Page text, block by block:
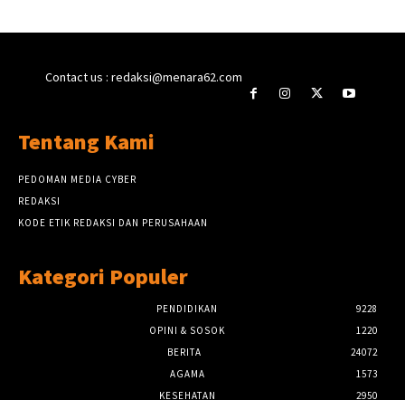
Contact us : redaksi@menara62.com
Tentang Kami
PEDOMAN MEDIA CYBER
REDAKSI
KODE ETIK REDAKSI DAN PERUSAHAAN
Kategori Populer
PENDIDIKAN
9228
OPINI & SOSOK
1220
BERITA
24072
AGAMA
1573
KESEHATAN
2950